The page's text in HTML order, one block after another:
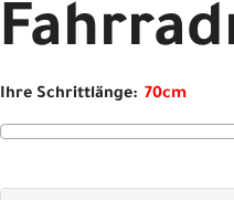
Ihre Schrittlänge: